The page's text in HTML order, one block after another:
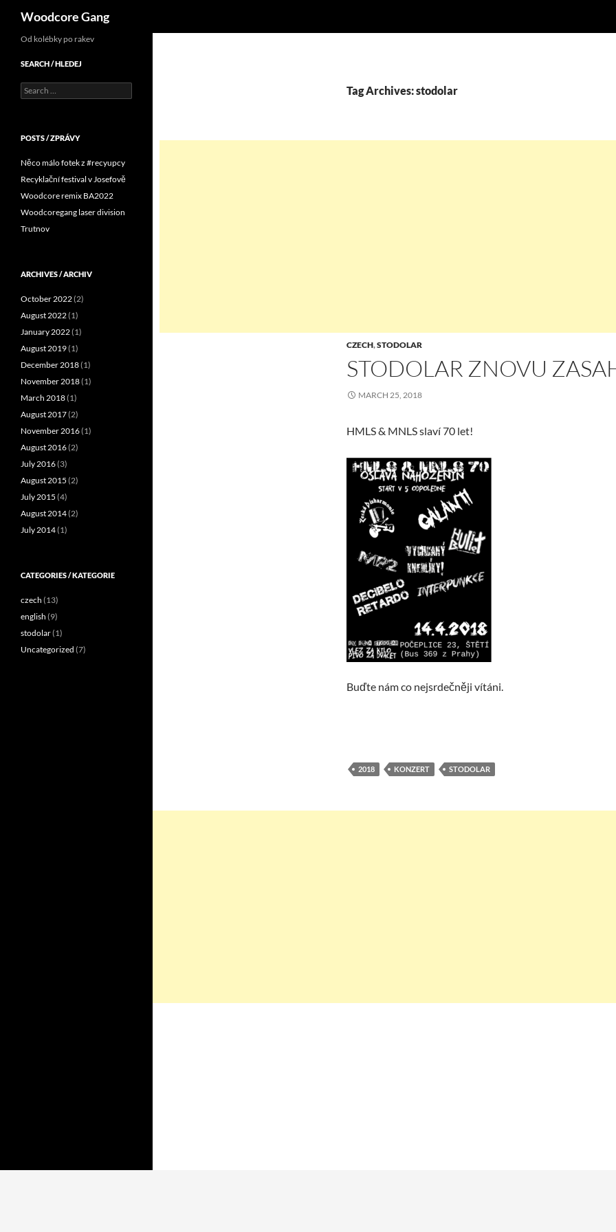
Woodcore Gang
Tag Archives: stodolar
CZECH,STODOLAR
STODOLAR ZNOVU
MARCH 25, 2018
HMLS & MNLS slaví 70 let!
Buďte nám co nejsrdečněji vítáni.
2018 KONZERT STODOLAR
Od kolébky po rakev
SEARCH / HLEDEJ
Search
for:
POSTS / ZPRÁVY
Něco málo fotek z #recyupcy
Recyklační festival v Josefově
Woodcore remix BA2022
Woodcoregang laser division
Trutnov
ARCHIVES / ARCHIV
October 2022(2)
August 2022(1)
January 2022(1)
August 2019(1)
December 2018(1)
November 2018(1)
March 2018(1)
August 2017(2)
November 2016(1)
August 2016(2)
July 2016(3)
August 2015 (2)
July 2015 (4)
August 2014(2)
July 2014(1)
CATEGORIES / KATEGORIE
czech (13)
english (9)
stodolar(1)
Uncategorized (7)